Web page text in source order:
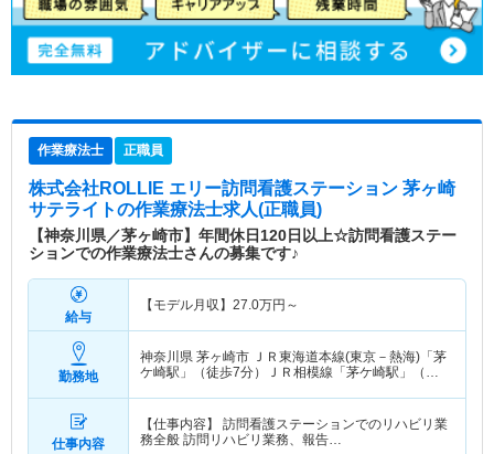
作業療法士 正職員
株式会社ROLLIE エリー訪問看護ステーション 茅ヶ崎
サテライトの作業療法士求人(正職員)
【神奈川県／茅ヶ崎市】年間休日120日以上☆訪問看護ステー
ションでの作業療法士さんの募集です♪
給与
【モデル月収】 27.0万円～
勤務地
神奈川県 茅ヶ崎市 ＪＲ東海道本線(東京－熱海)「茅
ケ崎駅」（徒歩7分）ＪＲ相模線「茅ケ崎駅」（徒
仕事内容
【仕事内容】 訪問看護ステーションでのリハビリ業
務全般 訪問リハビリ業務、報告…